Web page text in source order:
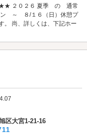
２０２６ 夏季 の 通常
～ ８/１６（日）休憩プ
。 尚、詳しくは、下記ホー
5つ星のうち4
4.07
区大宮1-21-16